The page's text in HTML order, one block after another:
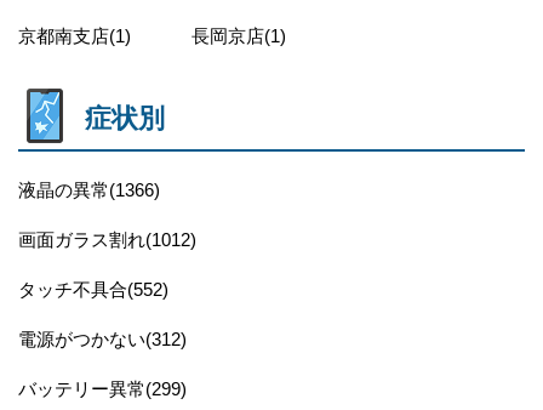
京都南支店(1) 長岡京店(1)
症状別
液晶の異常(1366)
画面ガラス割れ(1012)
タッチ不具合(552)
電源がつかない(312)
バッテリー異常(299)